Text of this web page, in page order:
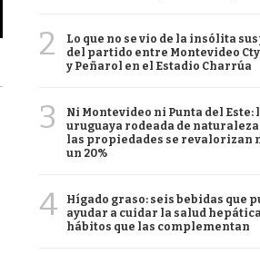
2
Lo que no se vio de la insólita
del partido entre Montevideo
y Peñarol en el Estadio Charrúa
3
Ni Montevideo ni Punta del Este:
uruguaya rodeada de naturaleza
las propiedades se revalorizan
un 20%
4
Hígado graso: seis bebidas que
ayudar a cuidar la salud
hábitos que las complementan